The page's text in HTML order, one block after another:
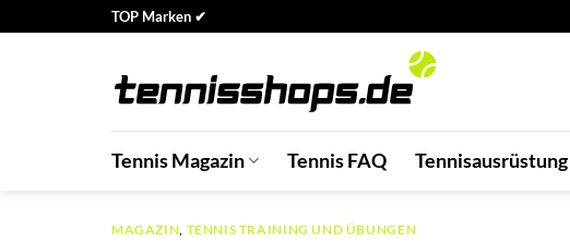
TOP Marken ✔
Tennis Magazin Tennis FAQ Tennisausrüstung
MAGAZIN, TENNIS TRAINING UND ÜBUNGEN